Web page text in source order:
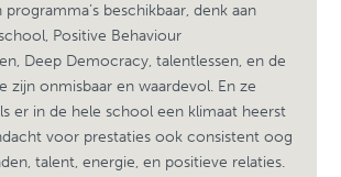
beschikbaar, denk aan
Positive Behaviour
Deep Democracy, talentlessen, en de
zijn onmisbaar en waardevol. En ze
er in de hele school een klimaat heerst
voor prestaties ook consistent oog
talent, energie, en positieve relaties.